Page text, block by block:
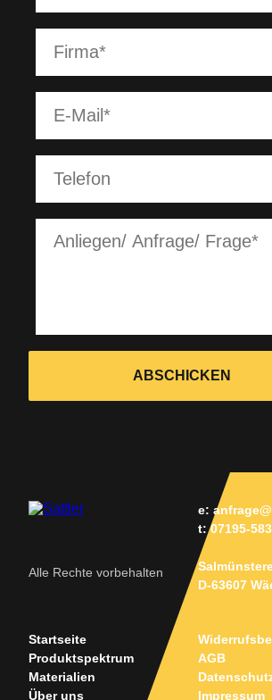
ABSCHICKEN
Alle Rechte vorbehalten
Startseite
Produktspektrum
Materialien
Über uns
AGB
Impressum
e:
t: 07195-
D-63607